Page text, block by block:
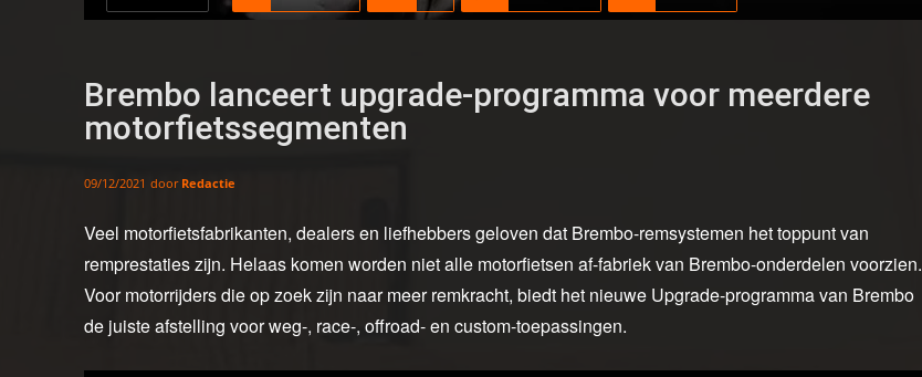
Brembo lanceert upgrade-programma voor meerdere
motorfietssegmenten
09/12/2021 door Redactie
Veel motorfietsfabrikanten, dealers en liefhebbers geloven dat Brembo-remsystemen het toppunt van
remprestaties zijn. Helaas komen worden niet alle motorfietsen af-fabriek van Brembo-onderdelen voorzien.
Voor motorrijders die op zoek zijn naar meer remkracht, biedt het nieuwe Upgrade-programma van Brembo
de juiste afstelling voor weg-, race-, offroad- en custom-toepassingen.